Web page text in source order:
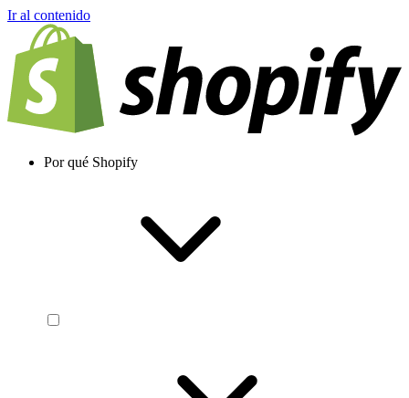
Ir al contenido
Por qué Shopify